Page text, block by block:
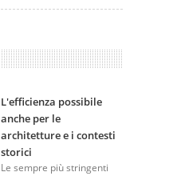
L'efficienza possibile
anche per le
architetture e i contesti
storici
Le sempre più stringenti